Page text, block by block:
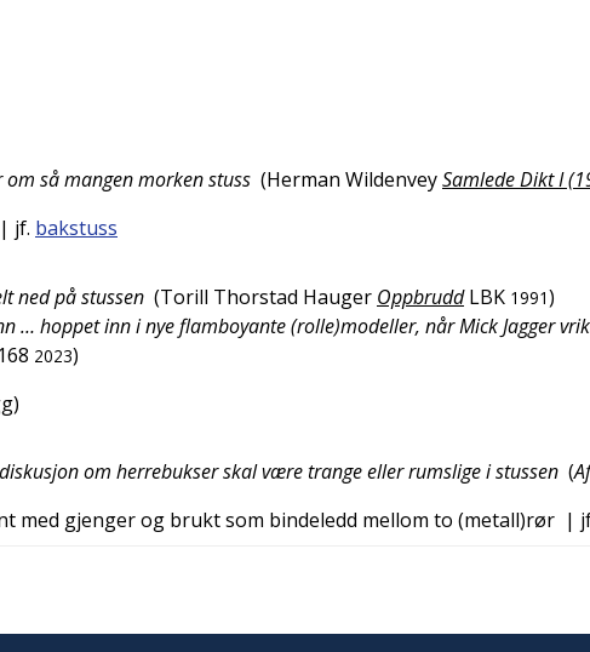
så mangen morken stuss (Herman WildenveySamlede Dikt I
| jf. bakstuss
ned på stussen (Torill Thorstad Hauger Oppbrudd LBK 1991)
… hoppet inn i nye flamboyante (rolle)modeller, når Mick Jagger
168 2023)
om herrebukser skal være trange eller rumslige i stussen (
med gjenger og brukt som bindeledd mellom to (metall)rør |